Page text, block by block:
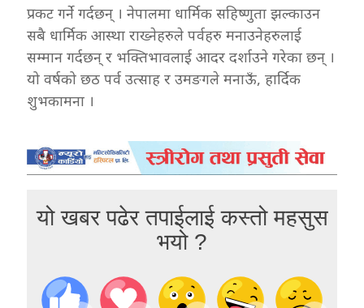
प्रकट गर्ने गर्दछन् । नेपालमा धार्मिक सहिष्णुता झल्काउन
सबै धार्मिक आस्था राख्नेहरुले पर्वहरु मनाउनेहरुलाई
सम्मान गर्दछन् र भक्तिभावलाई आदर दर्शाउने गरेका छन् ।
यो वर्षको छठ पर्व उत्साह र उमङगले मनाऊँ, हार्दिक
शुभकामना ।
यो खबर पढेर तपाईलाई कस्तो महसुस
भयो ?